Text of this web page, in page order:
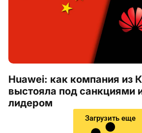
Huawei: как компания из
выстояла под санкциями
лидером
Загрузить еще